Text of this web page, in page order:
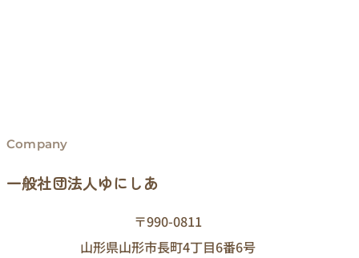
Company
一般社団法人ゆにしあ
〒990-0811
山形県山形市長町4丁目6番6号